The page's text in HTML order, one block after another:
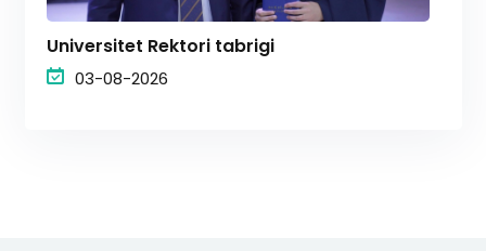
Universitet Rektori tabrigi
03-08-2026